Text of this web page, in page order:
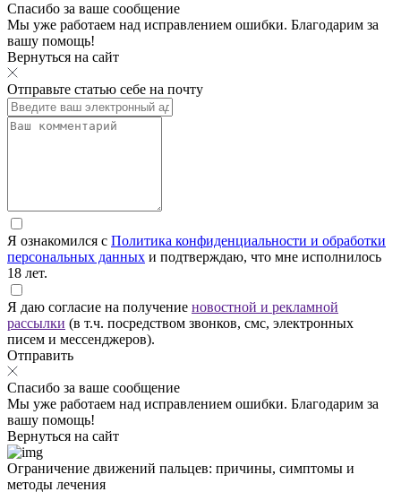
Спасибо за ваше сообщение
Мы уже работаем над исправлением ошибки. Благодарим за
вашу помощь!
Вернуться на сайт
Отправьте статью себе на почту
Я ознакомился с Политика конфиденциальности и обработки
персональных данных и подтверждаю, что мне исполнилось
18 лет.
Я даю согласие на получение новостной и рекламной
рассылки (в т.ч. посредством звонков, смс, электронных
писем и мессенджеров).
Отправить
Спасибо за ваше сообщение
Мы уже работаем над исправлением ошибки. Благодарим за
вашу помощь!
Вернуться на сайт
Ограничение движений пальцев: причины, симптомы и
методы лечения